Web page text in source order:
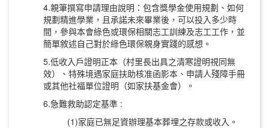
4.親筆撰寫申請理由說明：包含獎學金使用規劃、如何
規劃精進學業，且承諾未來畢業後，可以投入多少時
間，參與本會綠色或環保相關志工訓練及志工工作，並
簡單敘述自己對於綠色環保親身實踐的感想。
5.低收入戶證明正本（村里長出具之清寒證明視同無
效）、特殊境遇家庭扶助核准函影本、申請人殘障手冊
或其他社福單位證明（如家扶基金會）。
6.急難救助認定基準 :
(1)家庭已無足資辦理基本葬埋之存款或收入。